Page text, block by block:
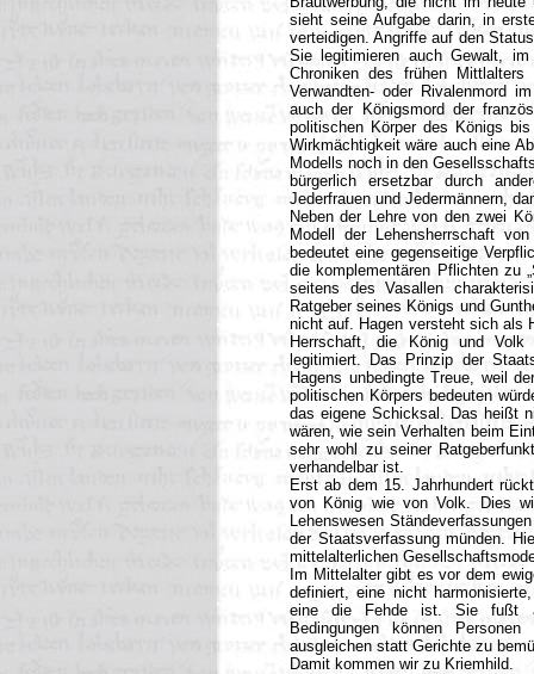
sieht seine Aufgabe darin, in
verteidigen. Angriffe auf den
Sie legitimieren auch Gewalt,
Chroniken des frühen
Verwandten- oder Rivalenmord
auch der Königsmord der
politischen Körper des Königs
Wirkmächtigkeit wäre auch eine
Modells noch in den
bürgerlich ersetzbar durch
Jederfrauen und Jedermännern,
Neben der Lehre von den zwei
Modell der Lehensherrschaft
bedeutet eine gegenseitige
die komplementären Pflichten zu
seitens des Vasallen
Ratgeber seines Königs und
nicht auf. Hagen versteht sich als
Herrschaft, die König und Volk
legitimiert. Das Prinzip der
Hagens unbedingte Treue, weil
politischen Körpers bedeuten
das eigene Schicksal. Das heißt
wären, wie sein Verhalten beim
sehr wohl zu seiner
verhandelbar ist.
Erst ab dem 15. Jahrhundert
von König wie von Volk. Dies
Lehenswesen
der Staatsverfassung münden.
mittelalterlichen
Im Mittelalter gibt es vor dem
definiert, eine nicht
eine die Fehde ist. Sie fußt
Bedingungen können
ausgleichen statt Gerichte zu
Damit kommen wir zu Kriemhild.